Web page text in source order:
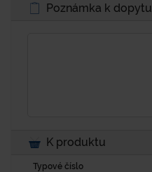
Poznámka k dopytu
K produktu
Typové číslo